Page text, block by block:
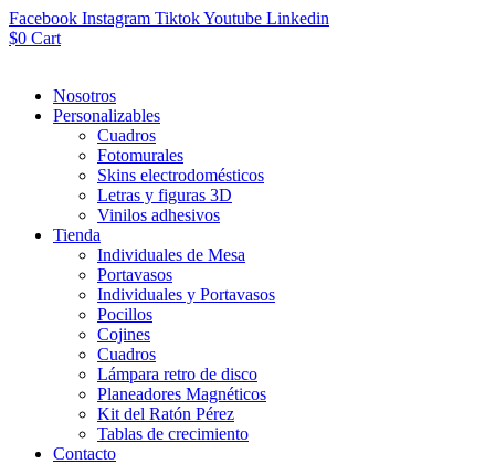
Facebook Instagram TiktokYoutube Linkedin
$0 Cart
Nosotros
Personalizables
Cuadros
Fotomurales
Skins electrodomésticos
Letras y figuras 3D
Vinilos adhesivos
Tienda
Individuales de Mesa
Portavasos
Individuales y Portavasos
Pocillos
Cojines
Cuadros
Lámpara retro de disco
Planeadores Magnéticos
Kit del Ratón Pérez
Tablas de crecimiento
Contacto